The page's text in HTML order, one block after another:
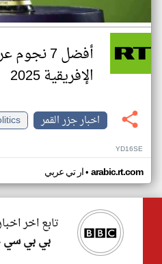
أفضل 7
الإفريقية 2025
اخبار جزر القمر
YD16SE
ار تي عربي• arabic.rt.com
تابع اخر
بي بي سي